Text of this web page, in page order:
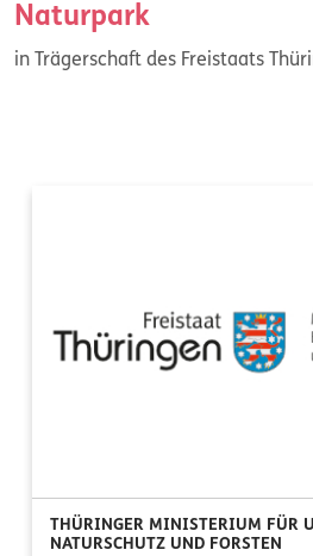
Naturpark
in Trägerschaft des Freistaats
THÜRINGER MINISTERIUM FÜR
NATURSCHUTZ UND FORSTEN